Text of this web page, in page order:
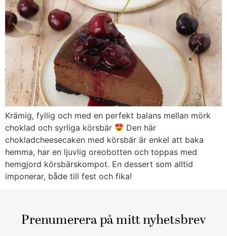
Krämig, fyllig och med en perfekt balans mellan mörk
choklad och syrliga körsbär
Den här
chokladcheesecaken med körsbär är enkel att baka
hemma, har en ljuvlig oreobotten och toppas med
hemgjord körsbärskompot. En dessert som alltid
imponerar, både till fest och fika!
Prenumerera på mitt nyhetsbrev